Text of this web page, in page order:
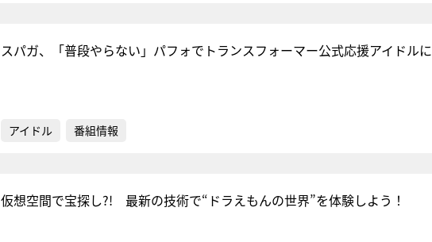
スパガ、「普段やらない」パフォでトランスフォーマー公式応援アイドルに
アイドル 番組情報
仮想空間で宝探し?! 最新の技術で“ドラえもんの世界”を体験しよう！